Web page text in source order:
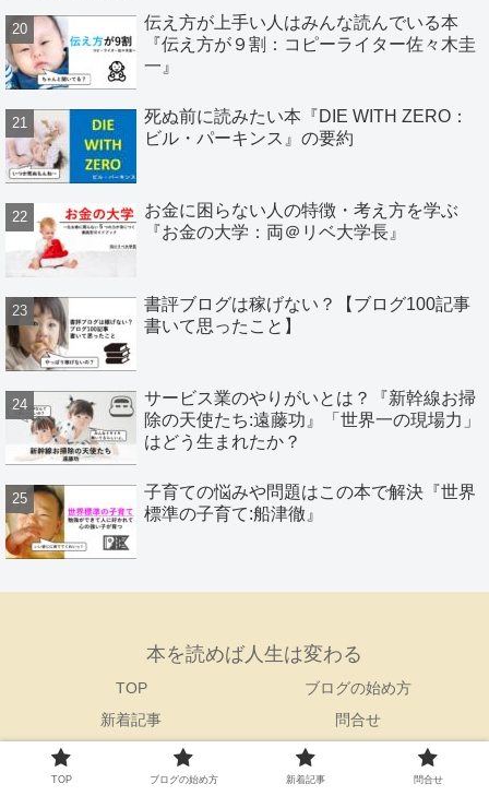
伝え方が上手い人はみんな読んでいる本
『伝え方が９割：コピーライター佐々木圭
一』
死ぬ前に読みたい本『DIE WITH ZERO：
ビル・パーキンス』の要約
お金に困らない人の特徴・考え方を学ぶ
『お金の大学：両＠リベ大学長』
書評ブログは稼げない？【ブログ100記事
書いて思ったこと】
サービス業のやりがいとは？『新幹線お掃
除の天使たち:遠藤功』「世界一の現場力」
はどう生まれたか？
子育ての悩みや問題はこの本で解決『世界
標準の子育て:船津徹』
本を読めば人生は変わる
TOP
ブログの始め方
新着記事
問合せ
© 2021 本を読めば人生は変わる.
TOP ブログの始め方 新着記事 問合せ